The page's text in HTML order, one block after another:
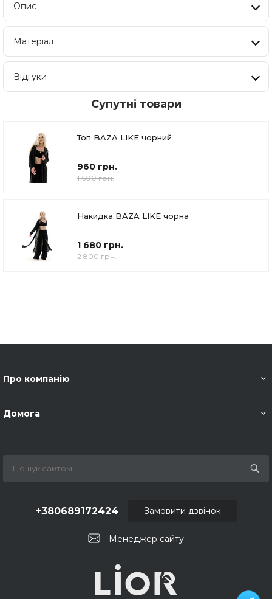
Опис
Матеріал
Відгуки
Супутні товари
Топ BAZA LIKE чорний
960 грн.
1 600 грн.
Накидка BAZA LIKE чорна
1 680 грн.
2 800 грн.
Про компанію
Домога
Менеджер сайту
+380689172424 Замовити дзвінок